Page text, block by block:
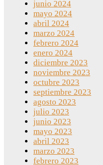
junio 2024
mayo 2024
abril 2024
marzo 2024
febrero 2024
enero 2024
diciembre 2023
noviembre 2023
octubre 2023
septiembre 2023
agosto 2023
julio 2023
junio 2023
mayo 2023
abril 2023
marzo 2023
febrero 2023